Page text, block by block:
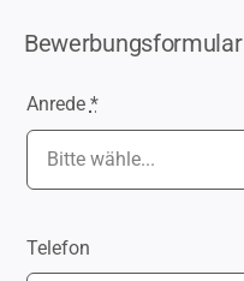
Bewerbungsformular
Anrede *
Telefon